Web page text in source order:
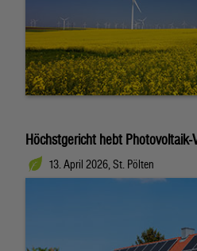
Höchstgericht hebt Photovoltaik-
13. April 2026, St. Pölten